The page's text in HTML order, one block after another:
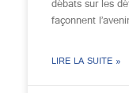
débats sur les
façonnent
LIRE LA SUITE »